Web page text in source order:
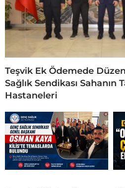
Teşvik Ek Ödemede
Sağlık Sendikası Sahanın
Hastaneleri